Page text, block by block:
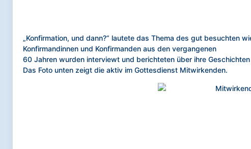
„Konfirmation, und dann?“ lautete das Thema des gut besuchten
Konfirmandinnen und Konfirmanden aus den vergangenen
60 Jahren wurden interviewt und berichteten über ihre
Das Foto unten zeigt die aktiv im Gottesdienst Mitwirkenden.